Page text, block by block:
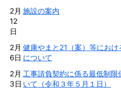
2月
12
日
施設の案内
2月
6日
健康やまと21（案）等にお
について
2月
3日
工事請負契約に係る最低制
いて（令和３年５月１日）